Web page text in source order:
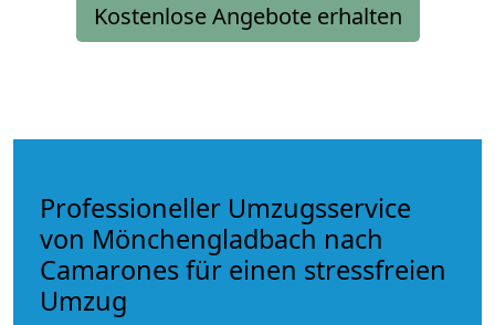
Kostenlose Angebote erhalten
Professioneller Umzugsservice
von Mönchengladbach nach
Camarones für einen stressfreien
Umzug